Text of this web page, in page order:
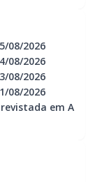
08/2026
08/2026
08/2026
08/2026
em A